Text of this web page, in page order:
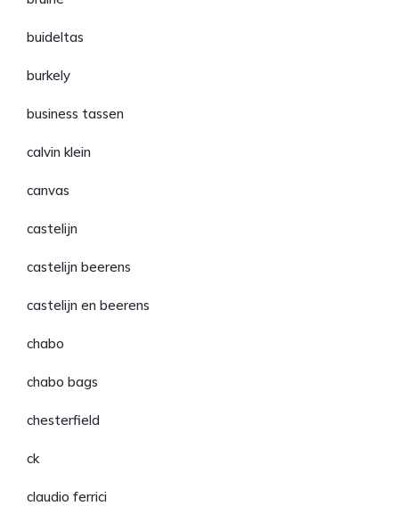
buideltas
burkely
business tassen
calvin klein
canvas
castelijn
castelijn beerens
castelijn en beerens
chabo
chabo bags
chesterfield
ck
claudio ferrici